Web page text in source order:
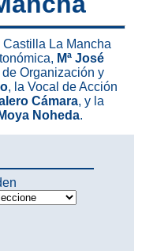
La Mancha
Mª José
Organización y
, la Vocal de Acción
Cámara, y la
Noheda.